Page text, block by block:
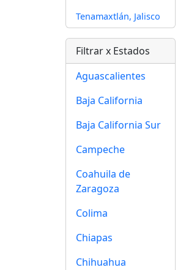
Tenamaxtlán, Jalisco
Filtrar x Estados
Aguascalientes
Baja California
Baja California Sur
Campeche
Coahuila de
Zaragoza
Colima
Chiapas
Chihuahua